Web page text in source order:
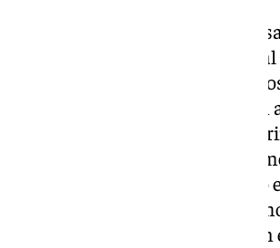
Todo el que haya visitado La
Martiricos es especial, aunque
suerte, para todos los que
estadios están muy llenos y
futbolistas que han jugado en
afluencia, y a partir de ahí
deportividad, pero el número
Castellón también hacían
más que nos salga un partido